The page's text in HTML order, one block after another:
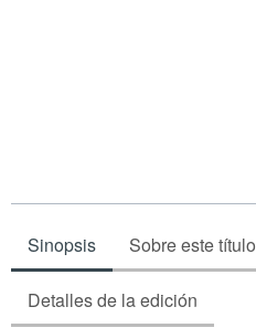
Sinopsis Sobre este título
Detalles de la edición